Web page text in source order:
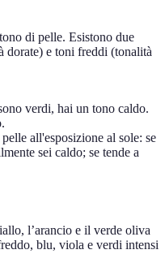
di pelle. Esistono due
dorate) e toni freddi (tonalità
verdi, hai un tono caldo.
all'esposizione al sole: se
sei caldo; se tende a
l’arancio e il verde oliva
blu, viola e verdi intensi